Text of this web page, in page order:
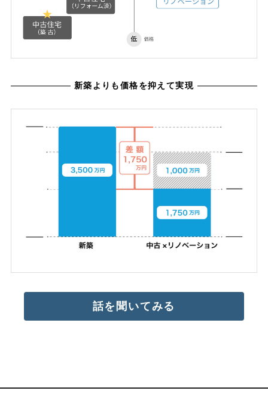
新築よりも価格を抑えて実現
話を聞いてみる